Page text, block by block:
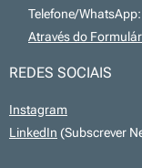
📞 Telefone/
Através do
REDES SOCIAIS
Instagram
LinkedIn (Subscrever